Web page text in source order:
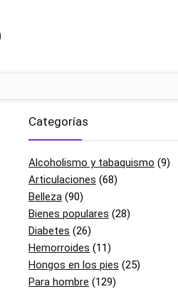
Categorías
Alcoholismo y tabaquismo (9)
Articulaciones (68)
Belleza (90)
Bienes populares (28)
Diabetes (26)
Hemorroides (11)
Hongos en los pies (25)
Para hombre (129)